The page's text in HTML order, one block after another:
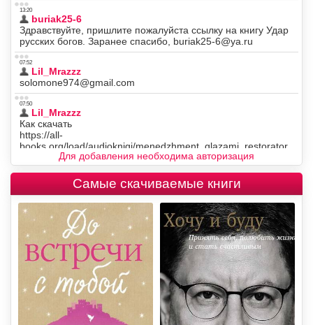
Для добавления необходима авторизация
Самые скачиваемые книги